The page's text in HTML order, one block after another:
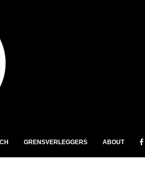
GRENSVERLEGGERS ABOUT